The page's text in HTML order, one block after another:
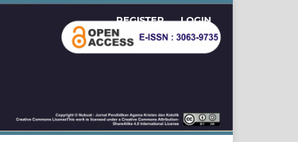
REGISTER LOGIN